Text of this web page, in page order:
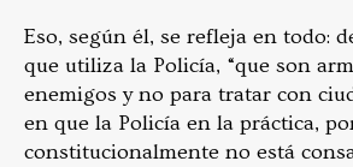
Eso, según él, se refleja en todo:
que utiliza la Policía, “que son
enemigos y no para tratar con
en que la Policía en la práctica,
constitucionalmente no está